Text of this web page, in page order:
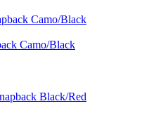
Camo/Black